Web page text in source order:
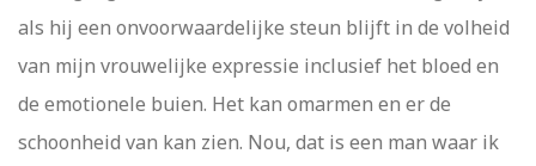
als hij een onvoorwaardelijke steun blijft in de volheid
van mijn vrouwelijke expressie inclusief het bloed en
de emotionele buien. Het kan omarmen en er de
schoonheid van kan zien. Nou, dat is een man waar ik